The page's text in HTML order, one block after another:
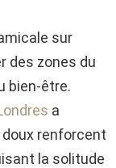
sur
des zones du
bien-être.
a
renforcent
la solitude